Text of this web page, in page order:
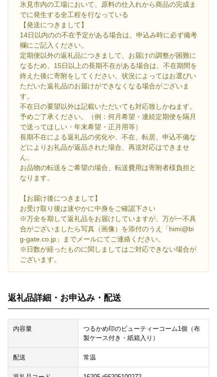
氷見市内の工場において、原料の仕入れから商品の完成ま
でに発生する全工程を行なっている
【発送につきまして】
14日以内のの不在予定がある場合は、申込み時に必ず備考
欄にご記入ください。
定期便以外の返礼品につきまして、お届けの調整が困難に
なるため、15日以上の長期不在がある場合は、不在期間を
終えた後に寄附をしてください。状況によってはお選びい
ただいた返礼品のお届けができなくなる場合がございま
す。
不在日の要望以外は記載いただいても対応致しかねます。
予めご了承ください。（例：何月希望・連続定期便を隔月
で送ってほしい・年末希望・正月用等）
長期不在による返礼品の劣化や、不在、転居、申込不備な
どによりお礼品が返品された場合、再送対応はできませ
ん。
お品物の転送をご希望の場合、転送費用は寄附者様負担と
なります。
【お届け後につきまして】
お受け取り後は速やかに中身をご確認下さい
※万全を期して返礼品をお届けしていますが、万が一不具
合がございましたら写真（画像）を添付のうえ「himi@bi
g-gate.co.jp」までメールにてご連絡ください。
※日数が経ったものに関しましてはご対応できない場合が
ございます。
返礼品詳細・お申込み・配送
内容量
つるかめ印のビューティーコーム1個（布
製ケース付き・紙箱入り）
配送 常温